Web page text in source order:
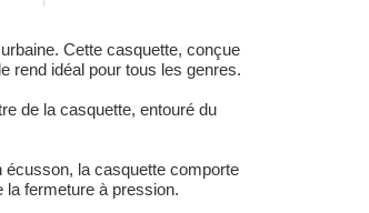
Cette casquette, conçue
rend idéal pour tous les genres.
de la casquette, entouré du
écusson, la casquette comporte
la fermeture à pression.